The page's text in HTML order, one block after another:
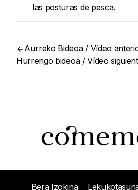
las posturas de pesca.
Aurreko Bideoa / Vídeo
Hurrengo bideoa / Vídeo
Bera Izokina